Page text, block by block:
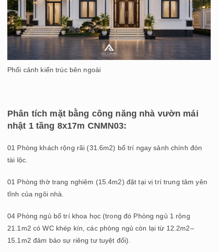
Phối cảnh kiến trúc bên ngoài
Phân tích mặt bằng công năng nhà vườn mái
nhật 1 tầng 8x17m CNMN03:
01 Phòng khách rộng rãi (31.6m2) bố trí ngay sảnh chính đón
tài lộc.
01 Phòng thờ trang nghiêm (15.4m2) đặt tại vị trí trung tâm yên
tĩnh của ngôi nhà.
04 Phòng ngủ bố trí khoa học (trong đó Phòng ngủ 1 rộng
21.1m2 có WC khép kín, các phòng ngủ còn lại từ 12.2m2–
15.1m2 đảm bảo sự riêng tư tuyệt đối).